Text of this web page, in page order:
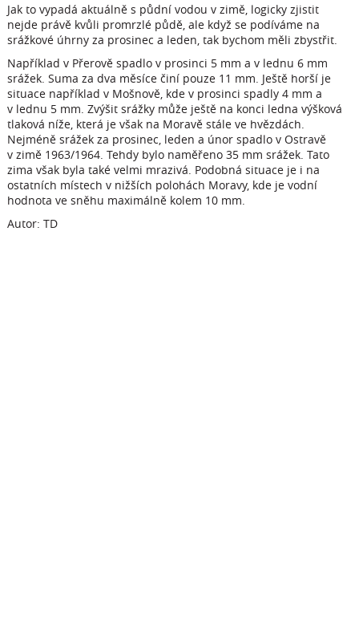
Jak to vypadá aktuálně s půdní vodou v zimě, logicky zjistit
nejde právě kvůli promrzlé půdě, ale když se podíváme na
srážkové úhrny za prosinec a leden, tak bychom měli zbystřit.
Například v Přerově spadlo v prosinci 5 mm a v lednu 6 mm
srážek. Suma za dva měsíce činí pouze 11 mm. Ještě horší je
situace například v Mošnově, kde v prosinci spadly 4 mm a
v lednu 5 mm. Zvýšit srážky může ještě na konci ledna výšková
tlaková níže, která je však na Moravě stále ve hvězdách.
Nejméně srážek za prosinec, leden a únor spadlo v Ostravě
v zimě 1963/1964. Tehdy bylo naměřeno 35 mm srážek. Tato
zima však byla také velmi mrazivá. Podobná situace je i na
ostatních místech v nižších polohách Moravy, kde je vodní
hodnota ve sněhu maximálně kolem 10 mm.
Autor: TD